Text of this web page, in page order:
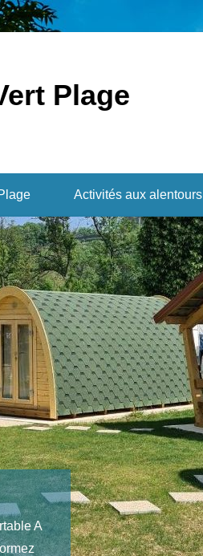
Plage
Activités aux alentours
A